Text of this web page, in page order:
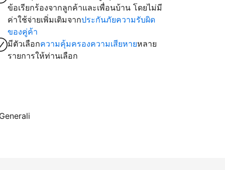
ข้อเรียกร้องจากลูกค้าและเพื่อนบ้าน โดยไม่มี
ค่าใช้จ่ายเพิ่มเติมจากประกันภัยความรับผิด
ของคู่ค้า
มีตัวเลือกความคุ้มครองความเสียหายหลาย
รายการให้ท่านเลือก